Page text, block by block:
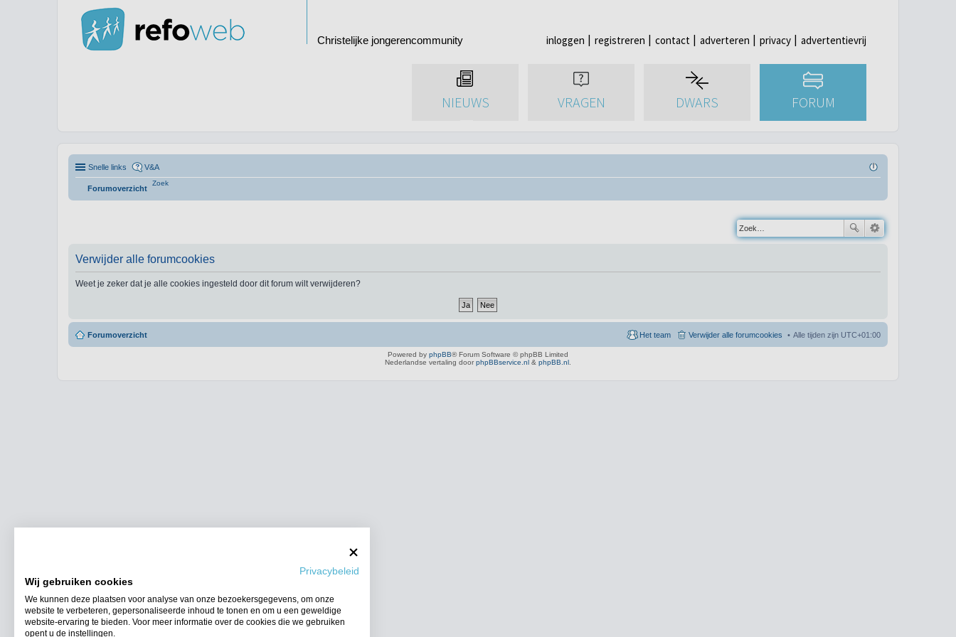
Christelijke jongerencommunity inloggen registreren contact adverteren privacy advertentievrij
NIEUWS VRAGEN DWARS FORUM
Snelle links V&A
Forumoverzicht
Zoek
Verwijder alle forumcookies
Weet je zeker dat je alle cookies ingesteld door dit forum wilt verwijderen?
Forumoverzicht Alle tijden zijn UTC+01:00
Verwijder alle forumcookies
Het team
Powered by phpBB® Forum Software © phpBB Limited
Nederlandse vertaling door phpBBservice.nl & phpBB.nl
Privacybeleid
Wij gebruiken cookies
We kunnen deze plaatsen voor analyse van onze bezoekersgegevens, om onze
website te verbeteren, gepersonaliseerde inhoud te tonen en om u een geweldige
website-ervaring te bieden. Voor meer informatie over de cookies die we gebruiken
opent u de instellingen.